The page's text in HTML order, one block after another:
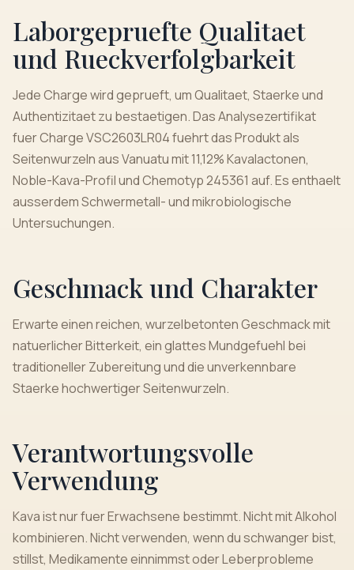
Laborgepruefte Qualitaet
und Rueckverfolgbarkeit
Jede Charge wird geprueft, um Qualitaet, Staerke und
Authentizitaet zu bestaetigen. Das Analysezertifikat
fuer Charge VSC2603LR04 fuehrt das Produkt als
Seitenwurzeln aus Vanuatu mit 11,12% Kavalactonen,
Noble-Kava-Profil und Chemotyp 245361 auf. Es enthaelt
ausserdem Schwermetall- und mikrobiologische
Untersuchungen.
Geschmack und Charakter
Erwarte einen reichen, wurzelbetonten Geschmack mit
natuerlicher Bitterkeit, ein glattes Mundgefuehl bei
traditioneller Zubereitung und die unverkennbare
Staerke hochwertiger Seitenwurzeln.
Verantwortungsvolle
Verwendung
Kava ist nur fuer Erwachsene bestimmt. Nicht mit Alkohol
kombinieren. Nicht verwenden, wenn du schwanger bist,
stillst, Medikamente einnimmst oder Leberprobleme